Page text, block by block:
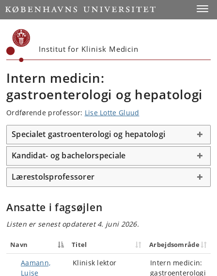
Start
Institut for Klinisk Medicin
Intern medicin:
gastroenterologi og hepatologi
Ordførende professor: Lise Lotte Gluud
Specialet gastroenterologi og hepatologi
Kandidat- og bachelorspeciale
Lærestolsprofessorer
Ansatte i fagsøjlen
Listen er senest opdateret 4. juni 2026.
Navn Titel Arbejdsområde
Aamann,
Luise
Klinisk lektor
Intern medicin:
gastroenterologi